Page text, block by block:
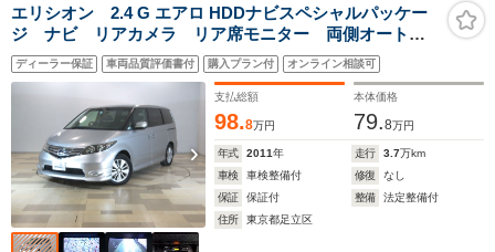
コン Wエアバック
エリシオン 2.4 G エアロ HDDナビスペシャルパッケー
ジ ナビ リアカメラ リア席モニター 両側オートス
ライド コーナーセンサー HID ETC スマートキー
アルミ フォグ ベンチシート
ディーラー保証 車両品質評価書付 購入プラン付 オンライン相談可
支払総額
98.8万円
本体価格
79.8万円
年式 2011年 走行 3.7万km
車検
車検整備付 修復
なし
保証
保証付 整備
法定整備付
住所
東京都足立区